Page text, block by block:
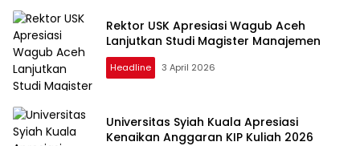
Rektor USK Apresiasi Wagub Aceh
Lanjutkan Studi Magister Manajemen
Headline 3 April 2026
Universitas Syiah Kuala Apresiasi
Kenaikan Anggaran KIP Kuliah 2026